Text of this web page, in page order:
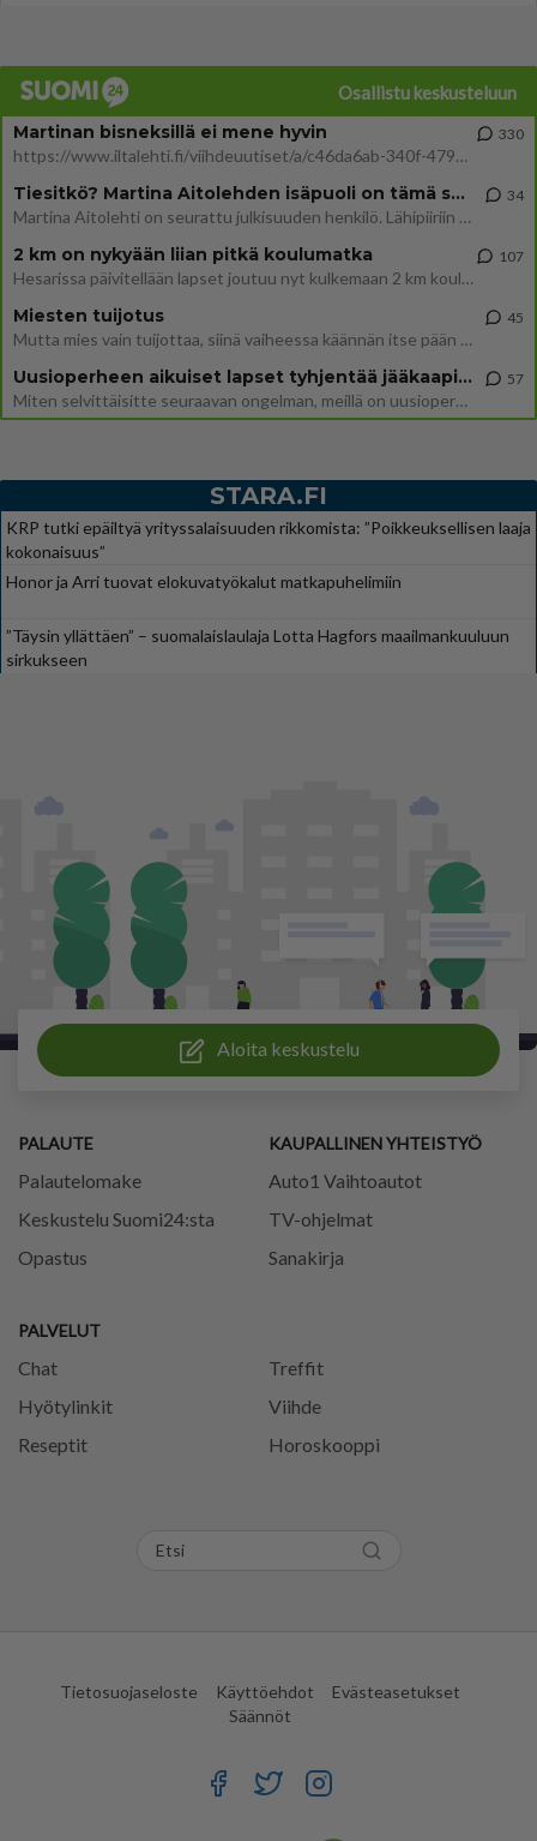
Osallistu keskusteluun
Martinan bisneksillä ei mene hyvin
https://www.iltalehti.fi/viihdeuutiset/a/c46da6ab-340f-4790-aaa7-0865eed2336 Yrityksen konkurssihakemus on tullut kärä
330
Tiesitkö? Martina Aitolehden isäpuoli on tämä suosittu laulaja
Martina Aitolehti on seurattu julkisuuden henkilö. Lähipiiriin mahtuu muitakin tunnettuja henkilöitä. Tiesitkö, että Ma
34
2 km on nykyään liian pitkä koulumatka
Hesarissa päivitellään lapset joutuu nyt kulkemaan 2 km kouluun jösses. Ruostefillarilla tuo matka menee vaikka miten äk
107
Miesten tuijotus
Mutta mies vain tuijottaa, siinä vaiheessa käännän itse pään pois. Mikä juttu? Yleensä jos joku tuijottaa tai katsoo, hä
45
Uusioperheen aikuiset lapset tyhjentää jääkaapin käydessään
Miten selvittäisitte seuraavan ongelman, meillä on uusioperhe, minulla teini-ikäiset lapset ja puolisolla aikuiset, jotk
57
STARA.FI
KRP tutki epäiltyä yrityssalaisuuden rikkomista: ”Poikkeuksellisen laaja
kokonaisuus”
Honor ja Arri tuovat elokuvatyökalut matkapuhelimiin
”Täysin yllättäen” – suomalaislaulaja Lotta Hagfors maailmankuuluun
sirkukseen
Aloita keskustelu
PALAUTE
Palautelomake
Keskustelu Suomi24:sta
Opastus
PALVELUT
Chat
Treffit
Hyötylinkit
Viihde
Reseptit
Horoskooppi
KAUPALLINEN YHTEISTYÖ
Auto1 Vaihtoautot
TV-ohjelmat
Sanakirja
Tietosuojaseloste Käyttöehdot
Evästeasetukset
Säännöt